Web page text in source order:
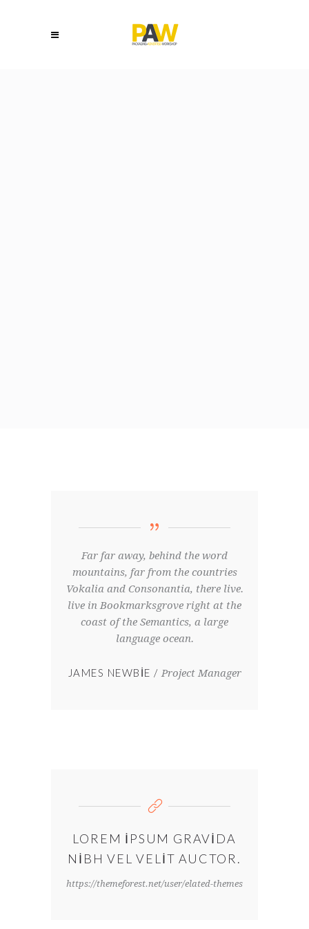
Far far away, behind the word
mountains, far from the countries
Vokalia and Consonantia, there live.
live in Bookmarksgrove right at the
coast of the Semantics, a large
language ocean.
JAMES NEWBIE Project Manager
LOREM IPSUM GRAVIDA
NIBH VEL VELIT AUCTOR.
https://themeforest.net/user/elated-themes